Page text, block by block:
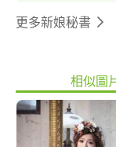
更多新娘秘書
相似圖